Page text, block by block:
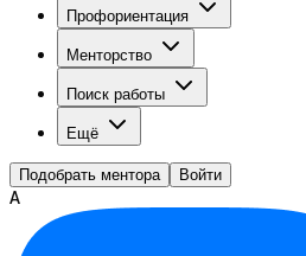
Профориентация
Менторство
Поиск работы
Ещё
Подобрать ментора Войти
А